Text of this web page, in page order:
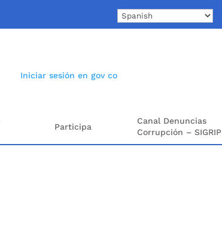
Iniciar sesión en gov co
Participa
Canal Denuncias
Corrupción – SIGRIP